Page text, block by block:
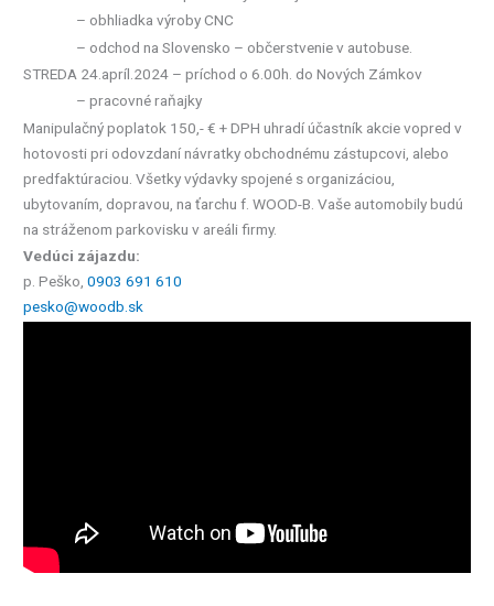
– obhliadka výroby CNC
– odchod na Slovensko – občerstvenie v autobuse.
STREDA 24.apríl.2024 – príchod o 6.00h. do Nových Zámkov
– pracovné raňajky
Manipulačný poplatok 150,- € + DPH uhradí účastník akcie vopred v
hotovosti pri odovzdaní návratky obchodnému zástupcovi, alebo
predfaktúraciou. Všetky výdavky spojené s organizáciou,
ubytovaním, dopravou, na ťarchu f. WOOD-B. Vaše automobily budú
na stráženom parkovisku v areáli firmy.
Vedúci zájazdu:
p. Peško, 0903 691 610
pesko@woodb.sk